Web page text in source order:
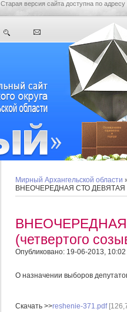
Старая версия сайта доступна по адресу
Мирный Архангельской области
ВНЕОЧЕРЕДНАЯ СТО ДЕВЯТАЯ
(четвертого
Опубликовано: 19-06-2013, 10:02
О назначении выборов
Скачать >>reshenie-371.pdf